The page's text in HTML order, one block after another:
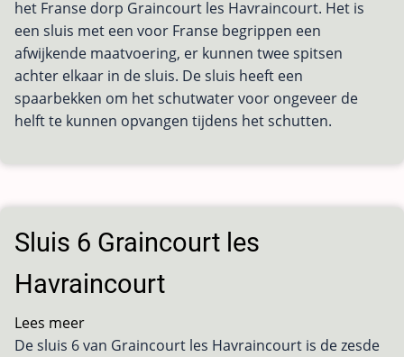
les
Havraincourt
het Franse dorp Graincourt les Havraincourt. Het is
een sluis met een voor Franse begrippen een
afwijkende maatvoering, er kunnen twee spitsen
achter elkaar in de sluis. De sluis heeft een
spaarbekken om het schutwater voor ongeveer de
helft te kunnen opvangen tijdens het schutten.
Sluis 6 Graincourt les
Havraincourt
Lees meer
Sluis
De sluis 6 van Graincourt les Havraincourt is de zesde